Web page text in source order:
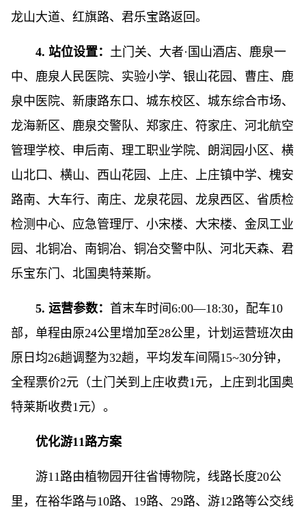
龙山大道、红旗路、君乐宝路返回。
4. 站位设置： 土门关、大者·国山酒店、鹿泉一
中、鹿泉人民医院、实验小学、银山花园、曹庄、鹿
泉中医院、新康路东口、城东校区、城东综合市场、
龙海新区、鹿泉交警队、郑家庄、符家庄、河北航空
管理学校、申后南、理工职业学院、朗润园小区、横
山北口、横山、西山花园、上庄、上庄镇中学、槐安
路南、大车行、南庄、龙泉花园、龙泉西区、省质检
检测中心、应急管理厅、小宋楼、大宋楼、金凤工业
园、北铜冶、南铜冶、铜冶交警中队、河北天森、君
乐宝东门、北国奥特莱斯。
5. 运营参数： 首末车时间6:00—18:30，配车10
部，单程由原24公里增加至28公里，计划运营班次由
原日均26趟调整为32趟，平均发车间隔15~30分钟，
全程票价2元（土门关到上庄收费1元，上庄到北国奥
特莱斯收费1元）。
优化游11路方案
游11路由植物园开往省博物院，线路长度20公
里，在裕华路与10路、19路、29路、游12路等公交线